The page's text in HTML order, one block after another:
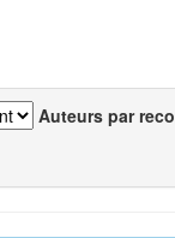
Auteurs par